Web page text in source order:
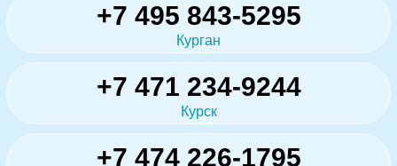
+7 495 843-5295
Курган
+7 471 234-9244
Курск
+7 474 226-1795